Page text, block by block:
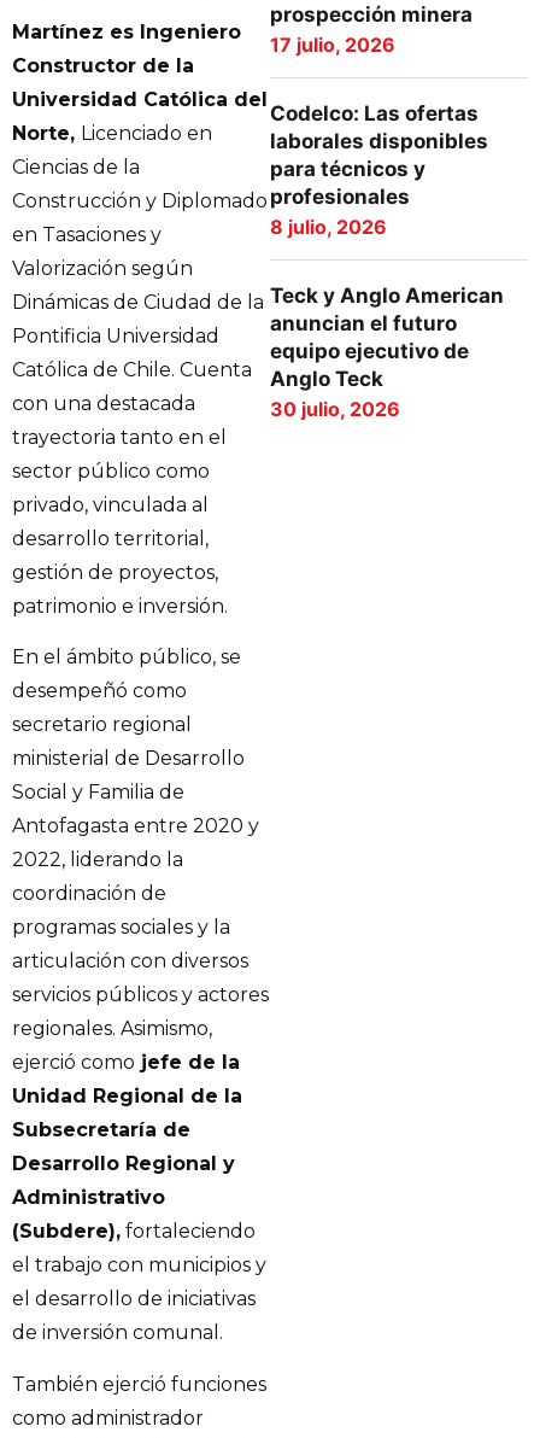
Martínez es Ingeniero
Constructor de la
Universidad Católica del
Norte, Licenciado en
Ciencias de la
Construcción y Diplomado
en Tasaciones y
Valorización según
Dinámicas de Ciudad de la
Pontificia Universidad
Católica de Chile. Cuenta
con una destacada
trayectoria tanto en el
sector público como
privado, vinculada al
desarrollo territorial,
gestión de proyectos,
patrimonio e inversión.
En el ámbito público, se
desempeñó como
secretario regional
ministerial de Desarrollo
Social y Familia de
Antofagasta entre 2020 y
2022, liderando la
coordinación de
programas sociales y la
articulación con diversos
servicios públicos y actores
regionales. Asimismo,
ejerció como jefe de la
Unidad Regional de la
Subsecretaría de
Desarrollo Regional y
Administrativo
(Subdere), fortaleciendo
el trabajo con municipios y
el desarrollo de iniciativas
de inversión comunal.
También ejerció funciones
como administrador
prospección minera
17 julio, 2026
Codelco: Las ofertas
laborales disponibles
para técnicos y
profesionales
8 julio, 2026
Teck y Anglo American
anuncian el futuro
equipo ejecutivo de
Anglo Teck
30 julio, 2026